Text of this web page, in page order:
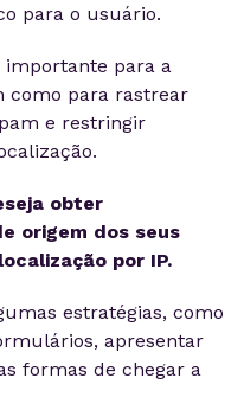
para o usuário.
importante para a
como para rastrear
e restringir
obter
origem dos seus
por IP.
estratégias, como
apresentar
formas de chegar a